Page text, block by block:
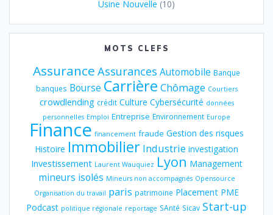
Usine Nouvelle (10)
MOTS CLEFS
Assurance Assurances Automobile Banque
banques Bourse Carrière Chômage Courtiers
crowdlending crédit Culture Cybersécurité données
personnelles Emploi Entreprise Environnement Europe
Finance financement fraude Gestion des risques
Histoire Immobilier Industrie investigation
Investissement Laurent Wauquiez Lyon Management
mineurs isolés Mineurs non accompagnés Opensource
Organisation du travail paris patrimoine Placement PME
Podcast politique régionale reportage SAnté Sicav Start-up